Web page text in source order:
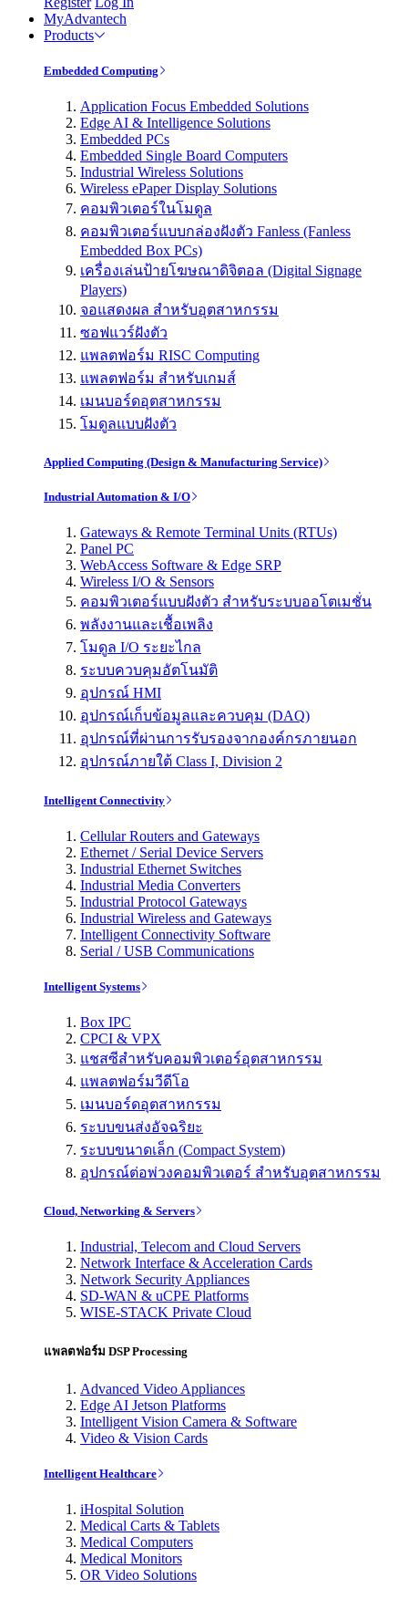
MyAdvantech
Products
Embedded Computing
Application Focus Embedded Solutions
Edge AI & Intelligence Solutions
Embedded PCs
Embedded Single Board Computers
Industrial Wireless Solutions
Wireless ePaper Display Solutions
คอมพิวเตอร์ในโมดูล
คอมพิวเตอร์แบบกล่องฝังตัว Fanless (Fanless
Embedded Box PCs)
เครื่องเล่นป้ายโฆษณาดิจิตอล (Digital Signage
Players)
จอแสดงผล สำหรับอุตสาหกรรม
ซอฟแวร์ฝังตัว
แพลตฟอร์ม RISC Computing
แพลตฟอร์ม สำหรับเกมส์
เมนบอร์ดอุตสาหกรรม
โมดูลแบบฝังตัว
Applied Computing (Design & Manufacturing Service)
Industrial Automation & I/O
Gateways & Remote Terminal Units (RTUs)
Panel PC
WebAccess Software & Edge SRP
Wireless I/O & Sensors
คอมพิวเตอร์แบบฝังตัว สำหรับระบบออโตเมชั่น
พลังงานและเชื้อเพลิง
โมดูล I/O ระยะไกล
ระบบควบคุมอัตโนมัติ
อุปกรณ์ HMI
อุปกรณ์เก็บข้อมูลและควบคุม (DAQ)
อุปกรณ์ที่ผ่านการรับรองจากองค์กรภายนอก
อุปกรณ์ภายใต้ Class I, Division 2
Intelligent Connectivity
Cellular Routers and Gateways
Ethernet / Serial Device Servers
Industrial Ethernet Switches
Industrial Media Converters
Industrial Protocol Gateways
Industrial Wireless and Gateways
Intelligent Connectivity Software
Serial / USB Communications
Intelligent Systems
Box IPC
CPCI & VPX
แชสซีสำหรับคอมพิวเตอร์อุตสาหกรรม
แพลตฟอร์มวีดีโอ
เมนบอร์ดอุตสาหกรรม
ระบบขนส่งอัจฉริยะ
ระบบขนาดเล็ก (Compact System)
อุปกรณ์ต่อพ่วงคอมพิวเตอร์ สำหรับอุตสาหกรรม
Cloud, Networking & Servers
Industrial, Telecom and Cloud Servers
Network Interface & Acceleration Cards
Network Security Appliances
SD-WAN & uCPE Platforms
WISE-STACK Private Cloud
แพลตฟอร์ม DSP Processing
Advanced Video Appliances
Edge AI Jetson Platforms
Intelligent Vision Camera & Software
Video & Vision Cards
Intelligent Healthcare
iHospital Solution
Medical Carts & Tablets
Medical Computers
Medical Monitors
OR Video Solutions